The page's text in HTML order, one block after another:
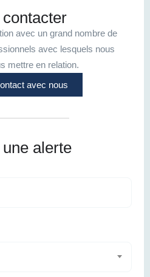
avec un grand nombre de
avec lesquels nous
mettre en relation.
avec nous
alerte